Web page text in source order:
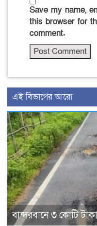
Save my name,
this browser for
comment.
এই বিভাগের আরো
বান্দরবানে ৩ কোটি